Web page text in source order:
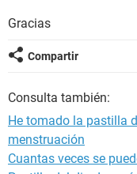
Gracias
Compartir
Consulta también:
He tomado la pastilla
menstruación
Cuantas veces se